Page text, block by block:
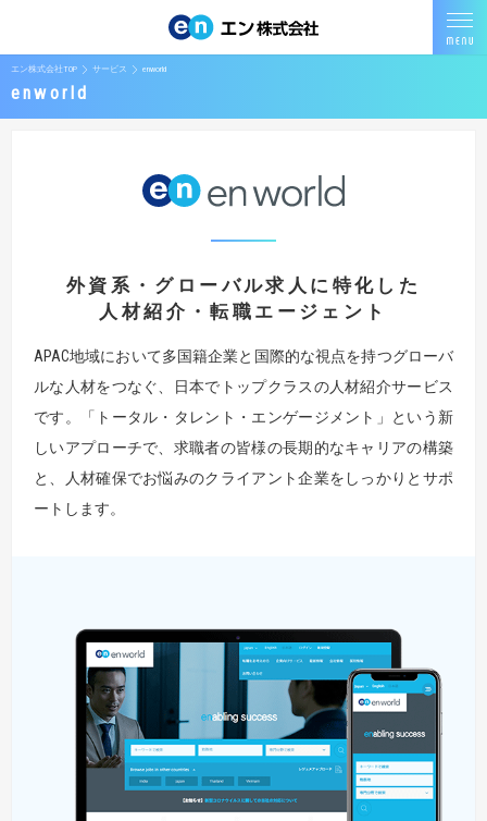
エン株式会社TOP サービス enworld
enworld
外資系・グローバル求人に特化した
人材紹介・転職エージェント
APAC地域において多国籍企業と国際的な視点を持つグローバ
ルな人材をつなぐ、日本でトップクラスの人材紹介サービス
です。「トータル・タレント・エンゲージメント」という新
しいアプローチで、求職者の皆様の長期的なキャリアの構築
と、人材確保でお悩みのクライアント企業をしっかりとサポ
ートします。